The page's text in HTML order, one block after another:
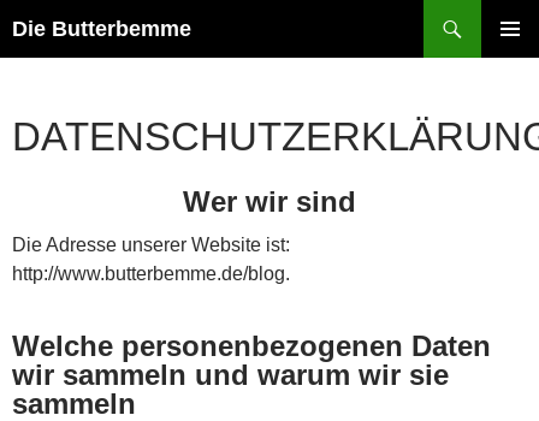
Inhalt
Die Butterbemme
Wer wir sind
Die Adresse unserer Website ist:
http://www.butterbemme.de/blog.
Welche personenbezogenen Daten
wir sammeln und warum wir sie
sammeln